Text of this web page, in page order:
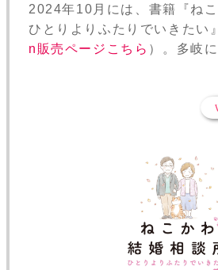
2024年10月には、書籍『ね
ひとりよりふたりでいきたい
n販売ページこちら ）。多岐